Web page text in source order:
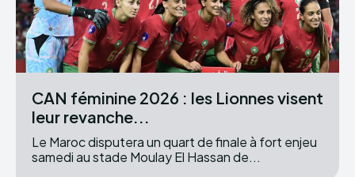
CAN féminine 2026 : les Lionnes visent
leur revanche...
Le Maroc disputera un quart de finale à fort enjeu
samedi au stade Moulay El Hassan de...